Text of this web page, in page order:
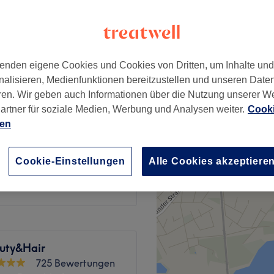
15 €
15 €
725 Bewertungen
eigene Cookies und Cookies von Dritten, um Inhalte
Medienfunktionen bereitzustellen und unseren
Wir geben auch Informationen über die Nutzung unserer
für soziale Medien, Werbung und Analysen weiter.
Cookie-Einstellungen Alle Cookies akzeptieren